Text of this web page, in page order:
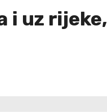
i uz rijeke,